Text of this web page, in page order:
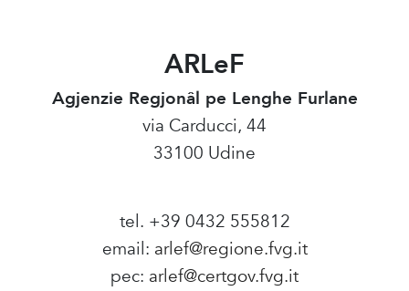
ARLeF
Agjenzie Regjonâl pe Lenghe Furlane
via Carducci, 44
33100 Udine
tel. +39 0432 555812
email: arlef@regione.fvg.it
pec: arlef@certgov.fvg.it